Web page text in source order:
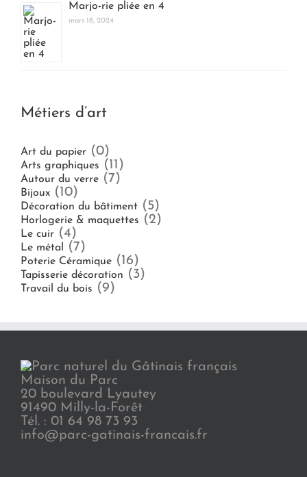
Marjo-rie pliée en 4
mars 18, 2024
Métiers d’art
Art du papier (0)
Arts graphiques (11)
Autour du verre (7)
Bijoux (10)
Décoration du bâtiment (5)
Horlogerie & maquettes (2)
Le cuir (4)
Le métal (7)
Poterie Céramique (16)
Tapisserie décoration (3)
Travail du bois (9)
Maison du Parc
20 boulevard Lyautey
91490 Milly-la-Forêt
Tél. : 01 64 98 73 93
info@parc-gatinais-francais.fr